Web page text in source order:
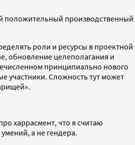
положительный производственный
роли и ресурсы в проектной
обновление целеполагания и
принципиально нового
участники. Сложность тут может
харрасмент, что я считаю
а не гендера.